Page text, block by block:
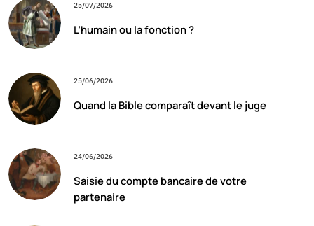
25/07/2026
L’humain ou la fonction ?
25/06/2026
Quand la Bible comparaît devant le juge
24/06/2026
Saisie du compte bancaire de votre
partenaire